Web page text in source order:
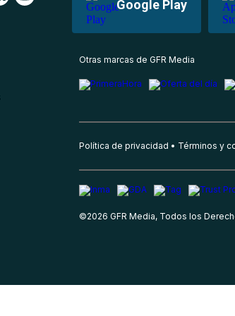
Google Play
Otras marcas de GFR Media
Política de privacidad Términos y
©2026 GFR Media, Todos los